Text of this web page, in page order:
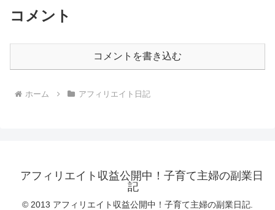
コメント
コメントを書き込む
ホーム アフィリエイト日記
アフィリエイト収益公開中！子育て主婦の副業日
記
© 2013 アフィリエイト収益公開中！子育て主婦の副業日記.